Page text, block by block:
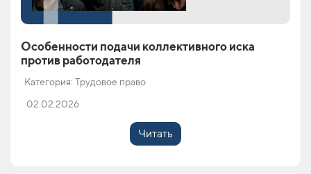
Особенности подачи коллективного иска
против работодателя
Категория: Трудовое право
02.02.2026
Читать